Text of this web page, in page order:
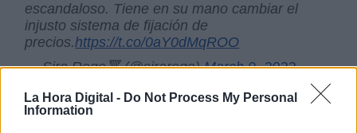
La Hora Digital - Do Not Process My Personal
Information
escandaloso. Tiene en su mano cambiar el
injusto sistema de fijación de
precios.https://t.co/0aY0dMqROO
— Sira Rego🔻 (@sirarego)March 9, 2022
Ante las numerosas críticas que han suscitado